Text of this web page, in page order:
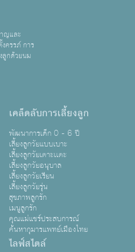
ญและ
ครรภ์ การ
ลูกด้วยนม
เคล็ดลับการเลี้ยงลูก
พัฒนาการเด็ก 0 - 6 ปี
เลี้ยงลูกวัยแบบเบาะ
เลี้ยงลูกวัยเตาะเเตะ
เลี้ยงลูกวัยอนุบาล
เลี้ยงลูกวัยเรียน
เลี้ยงลูกวัยรุ่น
สุขภาพลูกรัก
เมนูลูกรัก
คุณแม่แชร์ประสบการณ์
ค้นหากุมารแพทย์เมืองไทย
ไลฟ์สไตล์